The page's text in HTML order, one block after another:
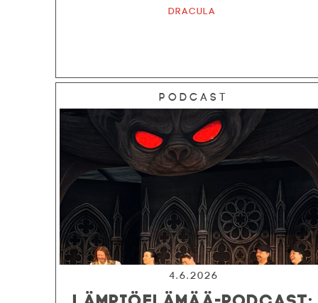
Dracula
Podcast
4.6.2026
LÄMPIÖELÄMÄÄ-PODCAST: